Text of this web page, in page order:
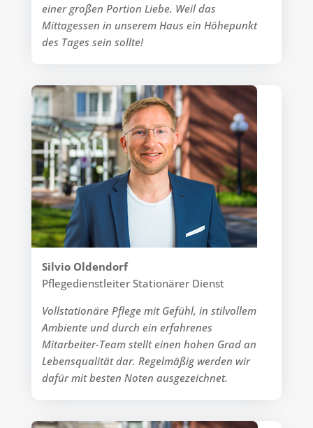
einer großen Portion Liebe. Weil das
Mittagessen in unserem Haus ein Höhepunkt
des Tages sein sollte!
Silvio Oldendorf
Pflegedienstleiter Stationärer Dienst
Vollstationäre Pflege mit Gefühl, in stilvollem
Ambiente und durch ein erfahrenes
Mitarbeiter-Team stellt einen hohen Grad an
Lebensqualität dar. Regelmäßig werden wir
dafür mit besten Noten ausgezeichnet.